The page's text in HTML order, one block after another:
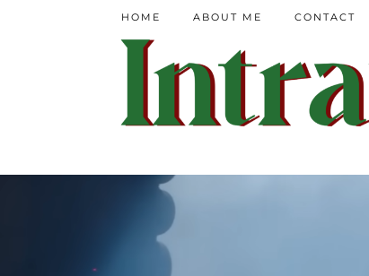
HOME ABOUT ME CONTACT